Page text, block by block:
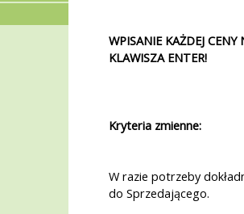
WPISANIE KAŻDEJ
KLAWISZA ENTER!
Kryteria zmienne:
W razie potrzeby
do Sprzedającego.